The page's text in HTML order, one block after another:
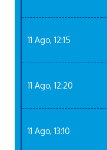
11 Ago, 12:15
11 Ago, 12:20
11 Ago, 13:10